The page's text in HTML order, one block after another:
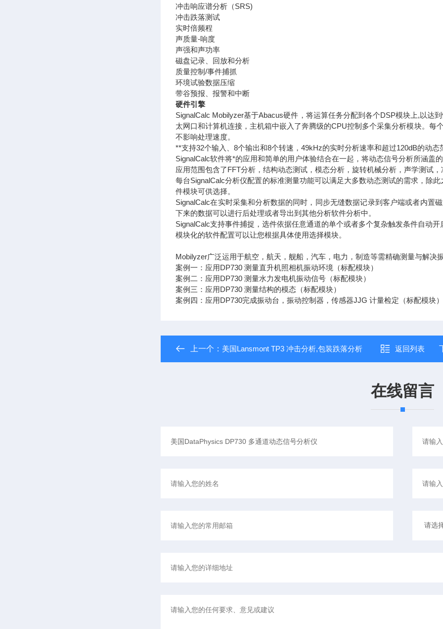
冲击响应谱分析（SRS)
冲击跌落测试
实时倍频程
声质量-响度
声强和声功率
磁盘记录、回放和分析
质量控制/事件捕抓
环境试验数据压缩
带谷预报、报警和中断
硬件引擎
SignalCalc Mobilyzer基于Abacus硬件，将运算任务分配到各个DSP模块上,以达
太网口和计算机连接，主机箱中嵌入了奔腾级的CPU控制多个采集分析模块。每
不影响处理速度。
**支持32个输入、8个输出和8个转速，49kHz的实时分析速率和超过120dB的动
SignalCalc软件将*的应用和简单的用户体验结合在一起，将动态信号分析所涵盖
应用范围包含了FFT分析，结构动态测试，模态分析，旋转机械分析，声学测试，
每台SignalCalc分析仪配置的标准测量功能可以满足大多数动态测试的需求，除
件模块可供选择。
SignalCalc在实时采集和分析数据的同时，同步无缝数据记录到客户端或者内置
下来的数据可以进行后处理或者导出到其他分析软件分析中。
SignalCalc支持事件捕捉，选件依据任意通道的单个或者多个复杂触发条件自动开
模块化的软件配置可以让您根据具体使用选择模块。
Mobilyzer广泛运用于航空，航天，舰船，汽车，电力，制造等需精确测量与解决
案例一：应用DP730 测量直升机照相机振动环境（标配模块）
案例二：应用DP730 测量水力发电机振动信号（标配模块）
案例三：应用DP730 测量结构的模态（标配模块）
案例四：应用DP730完成振动台，振动控制器，传感器JJG 计量检定（标配模块）
上一个： 美国Lansmont TP3 冲击分析,包装跌落分析 返回列表
在线留言